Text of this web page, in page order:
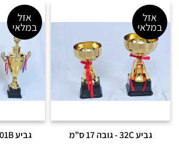
אזל
במלאי
גביע 32C - גובה 17 ס"מ
אזל
במלאי
גביע 1301B - גובה 74 ס"מ